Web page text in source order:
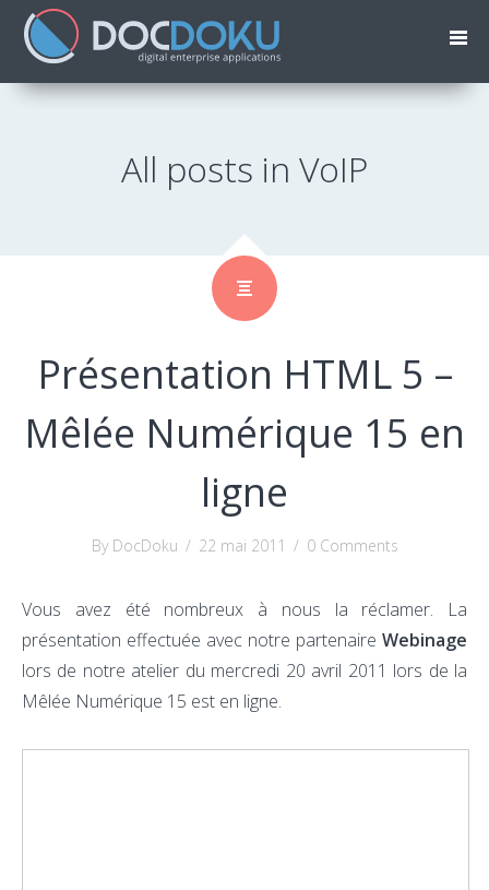
All posts in VoIP
Présentation HTML 5 –
Mêlée Numérique 15 en
ligne
By DocDoku / 22 mai 2011 / 0 Comments
Vous avez été nombreux à nous la réclamer. La
présentation effectuée avec notre partenaire Webinage
lors de notre atelier du mercredi 20 avril 2011 lors de la
Mêlée Numérique 15 est en ligne.